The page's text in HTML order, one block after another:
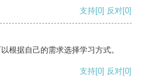
支持[0] 反对[0]
根据自己的需求选择学习方式。
支持[0] 反对[0]